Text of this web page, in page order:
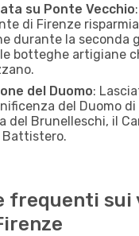
su Ponte Vecchio
di Firenze
durante la seconda
botteghe artigiane
del Duomo:
del Duomo di
del Brunelleschi, il
Battistero.
frequenti sui